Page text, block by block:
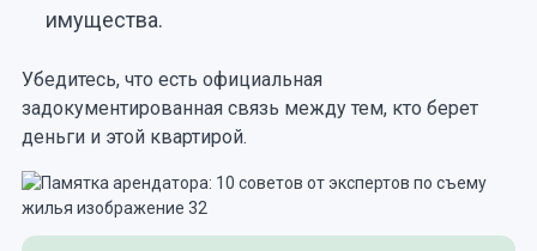
имущества.
Убедитесь, что есть официальная
задокументированная связь между тем, кто берет
деньги и этой квартирой.